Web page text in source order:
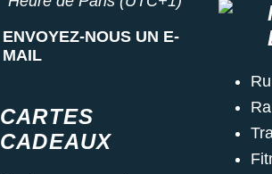
ENVOYEZ-NOUS UN E-
MAIL
CARTES
CADEAUX